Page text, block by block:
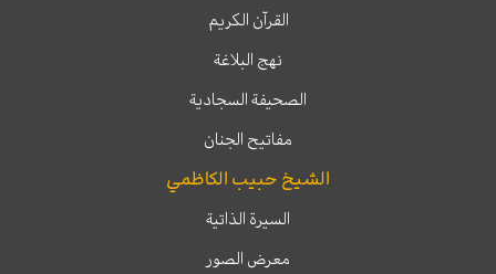
القرآن الكريم
نهج البلاغة
الصحيفة السجادية
مفاتيح الجنان
الشيخ حبيب الكاظمي
السيرة الذاتية
معرض الصور